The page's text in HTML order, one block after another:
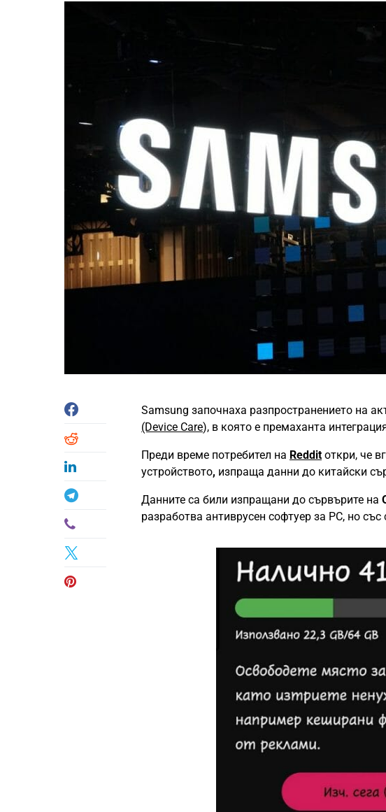
Samsung започнаха разпространението на
(Device Care), в която е премаханта
Преди време потребител на Reddit откри, че
устройството, изпраща данни до китайски
Данните са били изпращани до сървърите на
разработва антиврусен софтуер за PC, но